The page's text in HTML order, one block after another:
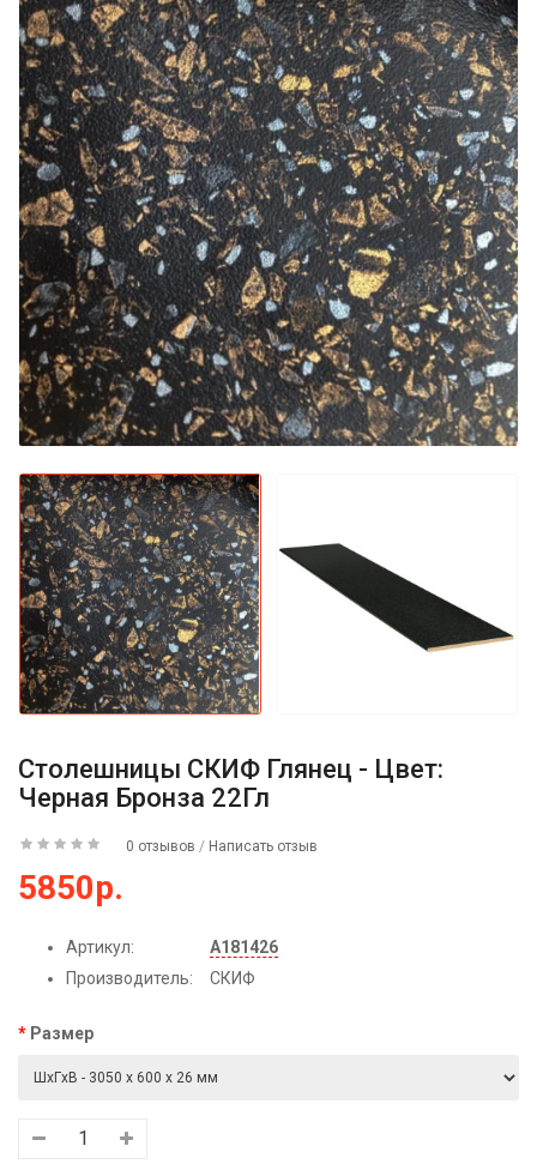
Столешницы СКИФ Глянец - Цвет:
Черная Бронза 22Гл
0 отзывов / Написать отзыв
5850р.
Артикул:
А181426
Производитель:
СКИФ
Размер